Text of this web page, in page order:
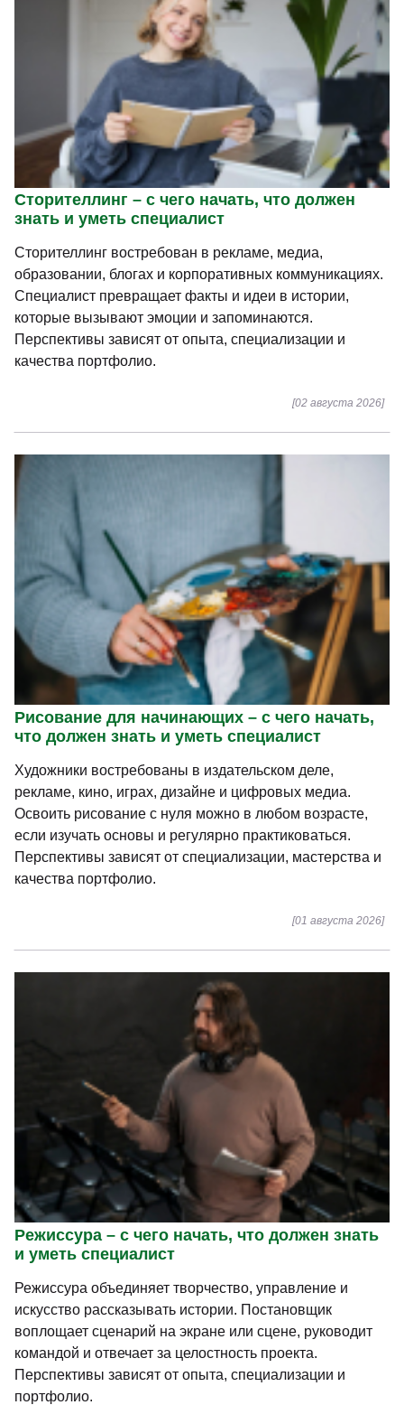
Сторителлинг – с чего начать, что должен
знать и уметь специалист
Сторителлинг востребован в рекламе, медиа,
образовании, блогах и корпоративных коммуникациях.
Специалист превращает факты и идеи в истории,
которые вызывают эмоции и запоминаются.
Перспективы зависят от опыта, специализации и
качества портфолио.
[02 августа 2026]
Рисование для начинающих – с чего начать,
что должен знать и уметь специалист
Художники востребованы в издательском деле,
рекламе, кино, играх, дизайне и цифровых медиа.
Освоить рисование с нуля можно в любом возрасте,
если изучать основы и регулярно практиковаться.
Перспективы зависят от специализации, мастерства и
качества портфолио.
[01 августа 2026]
Режиссура – с чего начать, что должен знать
и уметь специалист
Режиссура объединяет творчество, управление и
искусство рассказывать истории. Постановщик
воплощает сценарий на экране или сцене, руководит
командой и отвечает за целостность проекта.
Перспективы зависят от опыта, специализации и
портфолио.